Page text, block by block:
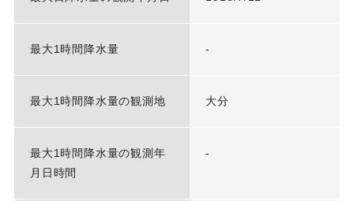
最大1時間降水量 -
最大1時間降水量の観測地 大分
最大1時間降水量の観測年
月日時間
-